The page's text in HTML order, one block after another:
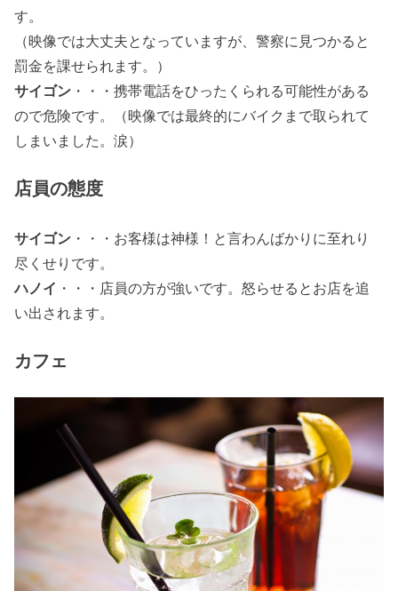
す。
（映像では大丈夫となっていますが、警察に見つかると
罰金を課せられます。）
サイゴン ・・・携帯電話をひったくられる可能性がある
ので危険です。（映像では最終的にバイクまで取られて
しまいました。涙）
店員の態度
サイゴン ・・・お客様は神様！と言わんばかりに至れり
尽くせりです。
ハノイ ・・・店員の方が強いです。怒らせるとお店を追
い出されます。
カフェ